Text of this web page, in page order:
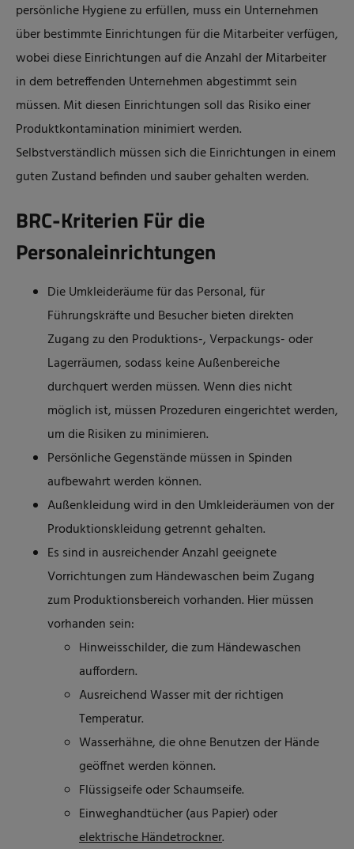
persönliche Hygiene zu erfüllen, muss ein Unternehmen
über bestimmte Einrichtungen für die Mitarbeiter verfügen,
wobei diese Einrichtungen auf die Anzahl der Mitarbeiter
in dem betreffenden Unternehmen abgestimmt sein
müssen. Mit diesen Einrichtungen soll das Risiko einer
Produktkontamination minimiert werden.
Selbstverständlich müssen sich die Einrichtungen in einem
guten Zustand befinden und sauber gehalten werden.
BRC-Kriterien Für die
Personaleinrichtungen
Die Umkleideräume für das Personal, für
Führungskräfte und Besucher bieten direkten
Zugang zu den Produktions-, Verpackungs- oder
Lagerräumen, sodass keine Außenbereiche
durchquert werden müssen. Wenn dies nicht
möglich ist, müssen Prozeduren eingerichtet werden,
um die Risiken zu minimieren.
Persönliche Gegenstände müssen in Spinden
aufbewahrt werden können.
Außenkleidung wird in den Umkleideräumen von der
Produktionskleidung getrennt gehalten.
Es sind in ausreichender Anzahl geeignete
Vorrichtungen zum Händewaschen beim Zugang
zum Produktionsbereich vorhanden. Hier müssen
vorhanden sein:
Hinweisschilder, die zum Händewaschen
auffordern.
Ausreichend Wasser mit der richtigen
Temperatur.
Wasserhähne, die ohne Benutzen der Hände
geöffnet werden können.
Flüssigseife oder Schaumseife.
Einweghandtücher (aus Papier) oder
elektrische Händetrockner.